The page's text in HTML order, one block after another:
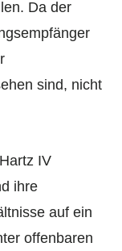
Da der
sind, nicht
IV
ihre
auf ein
offenbaren